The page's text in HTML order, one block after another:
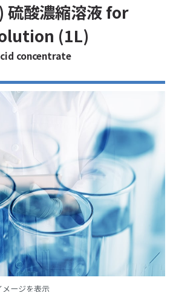
酸濃縮溶液 for
(1L)
concentrate
ージを表示